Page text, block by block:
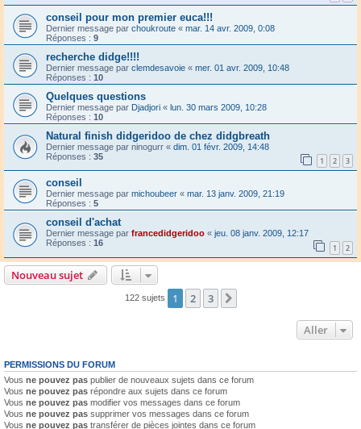
conseil pour mon premier euca!!!
Dernier message par choukroute « mar. 14 avr. 2009, 0:08
Réponses : 9
recherche didge!!!!
Dernier message par clemdesavoie « mer. 01 avr. 2009, 10:48
Réponses : 10
Quelques questions
Dernier message par Djadjori « lun. 30 mars 2009, 10:28
Réponses : 10
Natural finish didgeridoo de chez didgbreath
Dernier message par ninogurr « dim. 01 févr. 2009, 14:48
Réponses : 35 1 2 3
conseil
Dernier message par michoubeer « mar. 13 janv. 2009, 21:19
Réponses : 5
conseil d'achat
Dernier message par francedidgeridoo « jeu. 08 janv. 2009, 12:17
Réponses : 16 1 2
Nouveau sujet
122 sujets 1 2 3
Aller
PERMISSIONS DU FORUM
Vous ne pouvez pas publier de nouveaux sujets dans ce forum
Vous ne pouvez pas répondre aux sujets dans ce forum
Vous ne pouvez pas modifier vos messages dans ce forum
Vous ne pouvez pas supprimer vos messages dans ce forum
Vous ne pouvez pas transférer de pièces jointes dans ce forum